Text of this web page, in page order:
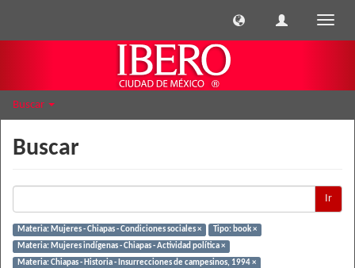
Buscar
Buscar
Ir
Materia: Mujeres - Chiapas - Condiciones sociales ×
Tipo: book ×
Materia: Mujeres indígenas - Chiapas - Actividad política ×
Materia: Chiapas - Historia - Insurrecciones de campesinos, 1994 ×